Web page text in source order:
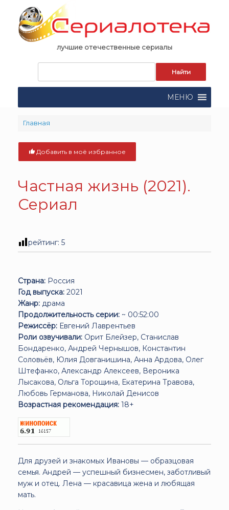
content
лучшие отечественные сериалы
поиска:
МЕНЮ
Главная
Добавить в моё избранное
Частная жизнь (2021).
Сериал
рейтинг: 5
Страна: Россия
Год выпуска: 2021
Жанр: драма
Продолжительность серии: ~ 00:52:00
Режиссёр: Евгений Лаврентьев
Роли озвучивали: Орит Блейзер, Станислав
Бондаренко, Андрей Чернышов, Константин
Соловьёв, Юлия Довганишина, Анна Ардова, Олег
Штефанко, Александр Алексеев, Вероника
Лысакова, Ольга Торощина, Екатерина Травова,
Любовь Германова, Николай Денисов
Возрастная рекомендация: 18+
Для друзей и знакомых Ивановы — образцовая
семья. Андрей — успешный бизнесмен, заботливый
муж и отец. Лена — красавица жена и любящая
мать.